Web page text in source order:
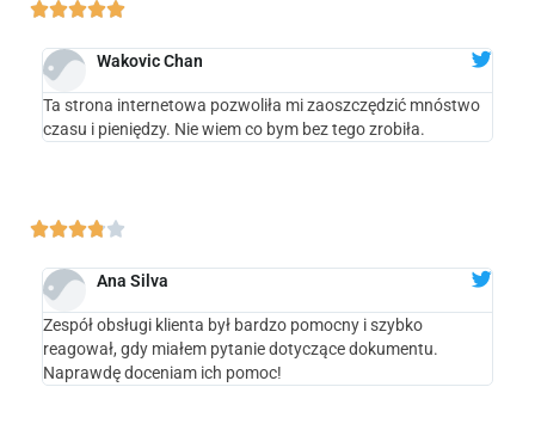

Wakovic Chan
Ta strona internetowa pozwoliła mi zaoszczędzić mnóstwo
czasu i pieniędzy. Nie wiem co bym bez tego zrobiła.

Ana Silva
Zespół obsługi klienta był bardzo pomocny i szybko
reagował, gdy miałem pytanie dotyczące dokumentu.
Naprawdę doceniam ich pomoc!